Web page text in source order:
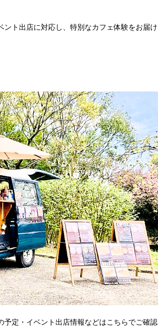
ト出店に対応し、特別なカフェ体験をお届け
定・イベント出店情報などはこちらでご確認